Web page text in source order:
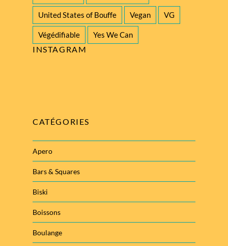
United States of Bouffe Vegan VG
Végédifiable Yes We Can
INSTAGRAM
CATÉGORIES
Apero
Bars & Squares
Biski
Boissons
Boulange